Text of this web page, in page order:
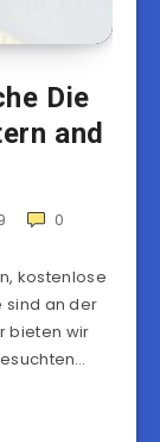
Die
and
0
kostenlose
sind an der
bieten wir